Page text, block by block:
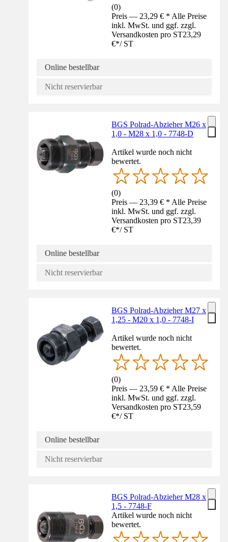
(0)
Preis — 23,29 € * Alle Preise
inkl. MwSt. und ggf. zzgl.
Versandkosten pro ST23,29
€*/ ST
Online bestellbar
Nicht reservierbar
BGS Polrad-Abzieher M26 x
1,0 - M28 x 1,0 - 7748-D
Artikel wurde noch nicht
bewertet.
(0)
Preis — 23,39 € * Alle Preise
inkl. MwSt. und ggf. zzgl.
Versandkosten pro ST23,39
€*/ ST
Online bestellbar
Nicht reservierbar
BGS Polrad-Abzieher M27 x
1,25 - M20 x 1,0 - 7748-I
Artikel wurde noch nicht
bewertet.
(0)
Preis — 23,59 € * Alle Preise
inkl. MwSt. und ggf. zzgl.
Versandkosten pro ST23,59
€*/ ST
Online bestellbar
Nicht reservierbar
BGS Polrad-Abzieher M28 x
1,5 - 7748-F
Artikel wurde noch nicht
bewertet.